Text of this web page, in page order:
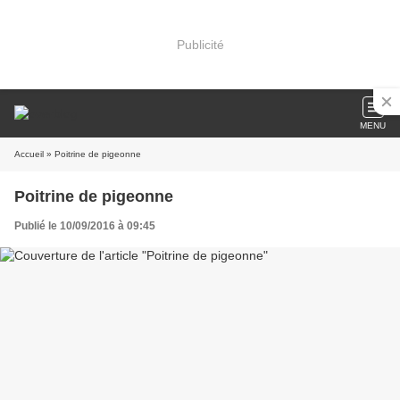
Publicité
MENU
Accueil » Poitrine de pigeonne
Poitrine de pigeonne
Publié le 10/09/2016 à 09:45